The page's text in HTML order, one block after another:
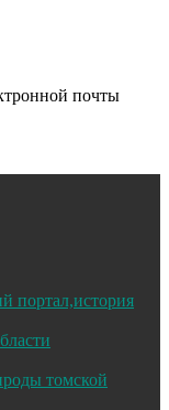
почты
портал,история
томской